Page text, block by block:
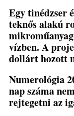
Egy tinédzser
teknős alakú
vízben. A
dollárt hozott
Numerológia
nap száma
rejtegetni az